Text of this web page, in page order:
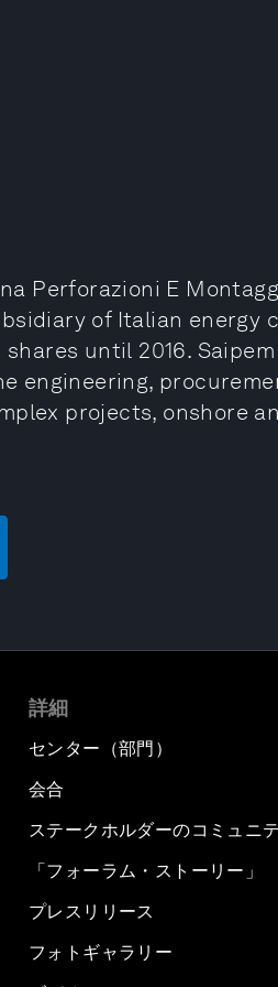
Perforazioni E
of Italian energy
until 2016.
engineering,
projects, onshore
詳細
センター（部門）
会合
ステークホルダーのコミュニ
「フォーラム・ストーリー」
プレスリリース
フォトギャラリー